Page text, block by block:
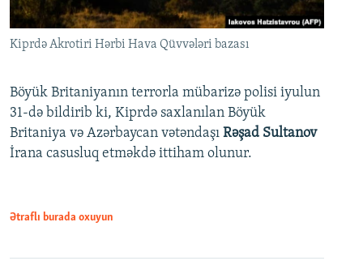
Kiprdə Akrotiri Hərbi Hava Qüvvələri bazası
Böyük Britaniyanın terrorla mübarizə polisi iyulun
31-də bildirib ki, Kiprdə saxlanılan Böyük
Britaniya və Azərbaycan vətəndaşı Rəşad Sultanov
İrana casusluq etməkdə ittiham olunur.
Ətraflı burada oxuyun